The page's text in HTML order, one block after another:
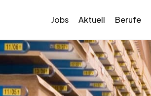
Jobs Aktuell Berufe